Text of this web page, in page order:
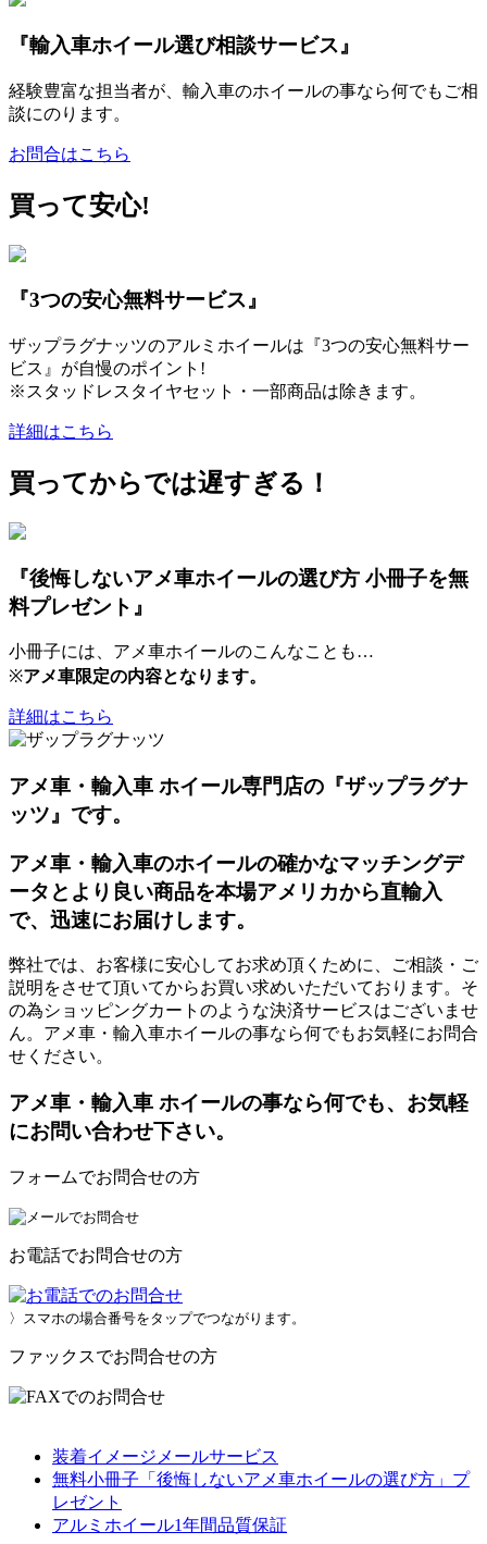
『輸入車ホイール選び相談サービス』
経験豊富な担当者が、輸入車のホイールの事なら何でもご相
談にのります。
お問合はこちら
買って安心!
『3つの安心無料サービス』
ザップラグナッツのアルミホイールは『3つの安心無料サー
ビス』が自慢のポイント!
※スタッドレスタイヤセット・一部商品は除きます。
詳細はこちら
買ってからでは遅すぎる！
『後悔しないアメ車ホイールの選び方 小冊子を無
料プレゼント』
小冊子には、アメ車ホイールのこんなことも…
※アメ車限定の内容となります。
詳細はこちら
アメ車・輸入車 ホイール専門店の『ザップラグナ
ッツ』です。
アメ車・輸入車のホイールの確かなマッチングデ
ータとより良い商品を本場アメリカから直輸入
で、迅速にお届けします。
弊社では、お客様に安心してお求め頂くために、ご相談・ご
説明をさせて頂いてからお買い求めいただいております。そ
の為ショッピングカートのような決済サービスはございませ
ん。アメ車・輸入車ホイールの事なら何でもお気軽にお問合
せください。
アメ車・輸入車 ホイールの事なら何でも、お気軽
にお問い合わせ下さい。
フォームでお問合せの方
お電話でお問合せの方
〉スマホの場合番号をタップでつながります。
ファックスでお問合せの方
装着イメージメールサービス
無料小冊子「後悔しないアメ車ホイールの選び方」プ
レゼント
アルミホイール1年間品質保証